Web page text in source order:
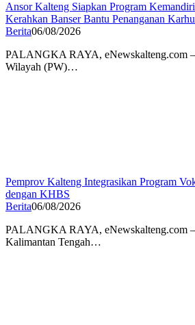
Ansor Kalteng Siapkan Program
Kerahkan Banser Bantu Penanganan
Berita06/08/2026
PALANGKA RAYA, eNewskalteng.com
Wilayah (PW)…
Pemprov Kalteng Integrasikan Program
dengan KHBS
Berita06/08/2026
PALANGKA RAYA, eNewskalteng.com –
Kalimantan Tengah…